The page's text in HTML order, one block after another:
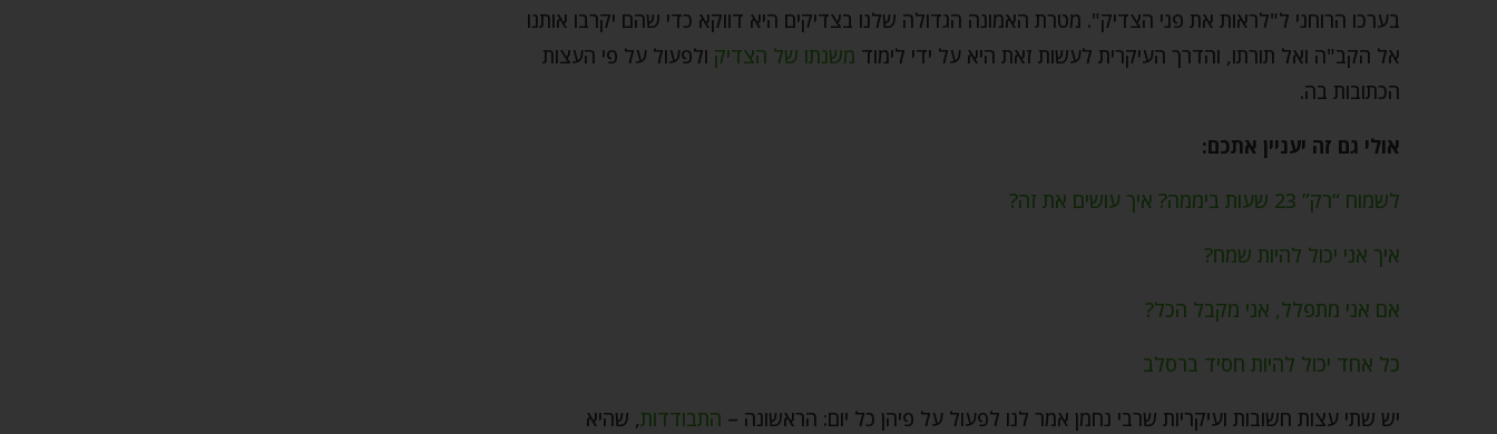
בערכו הרוחני ל"לראות את פני הצדיק". מטרת האמונה הגדולה שלנו בצדיקים היא דווקא כדי שהם יקרבו אותנו
אל הקב"ה ואל תורתו, והדרך העיקרית לעשות זאת היא על ידי לימוד משנתו של הצדיק ולפעול על פי העצות
הכתובות בה.
אולי גם זה יעניין אתכם:
לשמוח “רק” 23 שעות ביממה? איך עושים את זה?
איך אני יכול להיות שמח?
אם אני מתפלל, אני מקבל הכל?
כל אחד יכול להיות חסיד ברסלב
יש שתי עצות חשובות ועיקריות שרבי נחמן אמר לנו לפעול על פיהן כל יום: הראשונה – התבודדות, שהיא